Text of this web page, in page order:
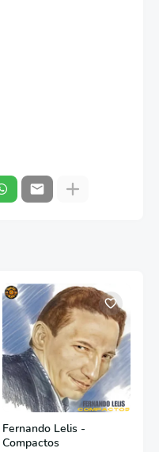
Fernando Lelis -
Compactos